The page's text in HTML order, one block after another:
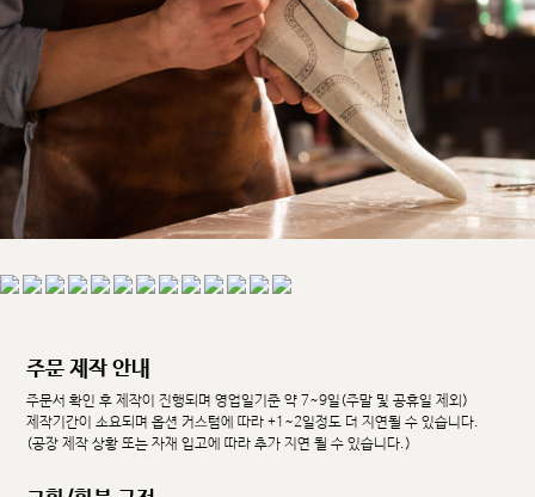
주문 제작 안내
주문서 확인 후 제작이 진행되며 영업일기준 약 7~9일(주말 및 공휴일 제외)
제작기간이 소요되며 옵션 커스텀에 따라 +1~2일정도 더 지연될 수 있습니다.
(공장 제작 상황 또는 자재 입고에 따라 추가 지연 될 수 있습니다.)